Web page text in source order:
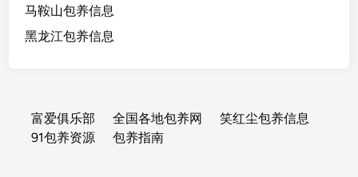
马鞍山包养信息
黑龙江包养信息
富爱俱乐部 全国各地包养网
笑红尘包养信息
91包养资源
包养指南